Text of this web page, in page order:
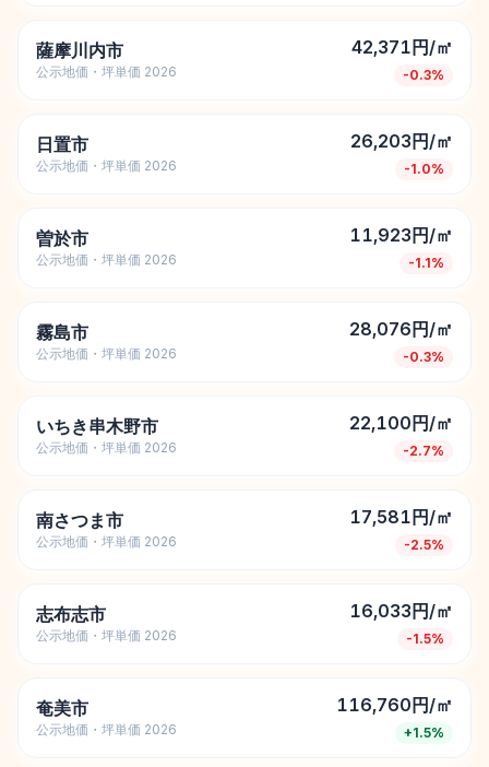
薩摩川内市
公示地価・坪単価 2026
42,371円/㎡
-0.3%
日置市
公示地価・坪単価 2026
26,203円/㎡
-1.0%
曽於市
公示地価・坪単価 2026
11,923円/㎡
-1.1%
霧島市
公示地価・坪単価 2026
28,076円/㎡
-0.3%
いちき串木野市
公示地価・坪単価 2026
22,100円/㎡
-2.7%
南さつま市
公示地価・坪単価 2026
17,581円/㎡
-2.5%
志布志市
公示地価・坪単価 2026
16,033円/㎡
-1.5%
奄美市
公示地価・坪単価 2026
116,760円/㎡
+1.5%